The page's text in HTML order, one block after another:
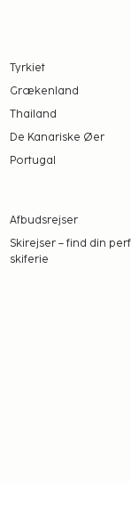
Ricci, byder på
principper, og
have. Her
bar, det
strande og
samt
området.
Tyrkiet
Grækenland
Thailand
De Kanariske Øer
Portugal
Afbudsrejser
Skirejser – find din
skiferie